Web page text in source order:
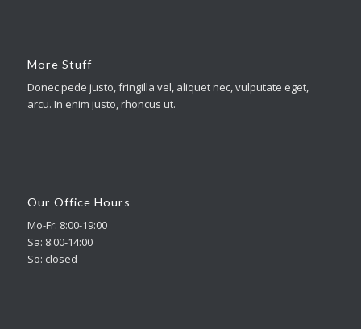
More Stuff
Donec pede justo, fringilla vel, aliquet nec, vulputate eget,
arcu. In enim justo, rhoncus ut.
Our Office Hours
Mo-Fr: 8:00-19:00
Sa: 8:00-14:00
So: closed